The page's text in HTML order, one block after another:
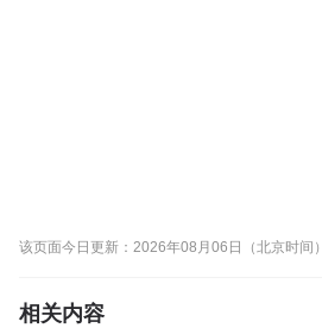
该页面今日更新：2026年08月06日（北京时间
相关内容